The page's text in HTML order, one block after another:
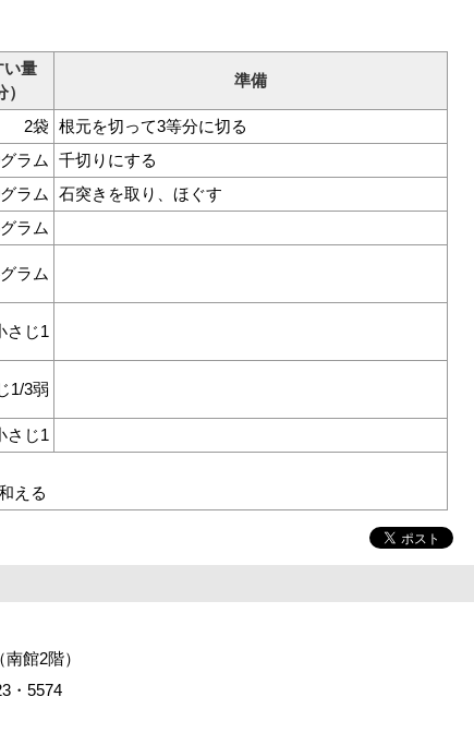
い量
）
準備
2袋 根元を切って3等分に切る
ラム
千切りにする
ラム
石突きを取り、ほぐす
ラム
ラム
さじ1
1/3弱
さじ1
える
館2階）
・5574